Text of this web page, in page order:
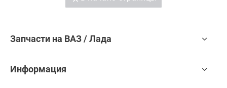
Запчасти на ВАЗ / Лада
Информация